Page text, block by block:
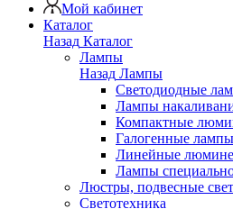
Мой кабинет
Каталог
Назад Каталог
Лампы
Назад Лампы
Светодиодные
Лампы
Компактные
Галогенные лампы
Линейные
Лампы
Люстры, подвесные
Светотехника